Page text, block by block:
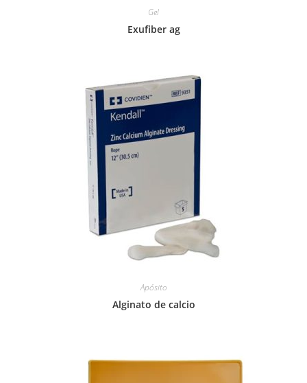
Gel
Exufiber ag
Apósito
Alginato de calcio